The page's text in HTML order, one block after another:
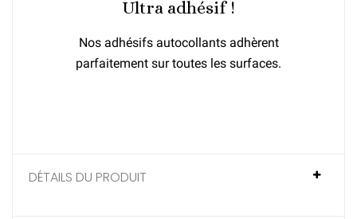
Ultra adhésif !
Nos adhésifs autocollants adhèrent
parfaitement sur toutes les surfaces.
DÉTAILS DU PRODUIT